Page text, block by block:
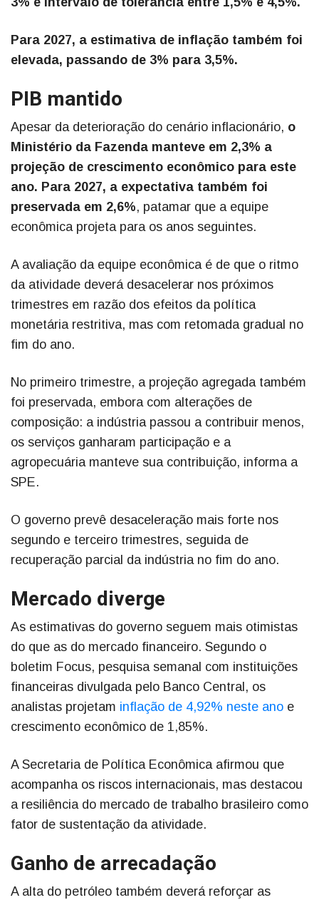
Para 2027, a estimativa de inflação também foi
elevada, passando de 3% para 3,5%.
PIB mantido
Apesar da deterioração do cenário inflacionário, o
Ministério da Fazenda manteve em 2,3% a
projeção de crescimento econômico para este
ano. Para 2027, a expectativa também foi
preservada em 2,6%, patamar que a equipe
econômica projeta para os anos seguintes.
A avaliação da equipe econômica é de que o ritmo
da atividade deverá desacelerar nos próximos
trimestres em razão dos efeitos da política
monetária restritiva, mas com retomada gradual no
fim do ano.
No primeiro trimestre, a projeção agregada também
foi preservada, embora com alterações de
composição: a indústria passou a contribuir menos,
os serviços ganharam participação e a
agropecuária manteve sua contribuição, informa a
SPE.
O governo prevê desaceleração mais forte nos
segundo e terceiro trimestres, seguida de
recuperação parcial da indústria no fim do ano.
Mercado diverge
As estimativas do governo seguem mais otimistas
do que as do mercado financeiro. Segundo o
boletim Focus, pesquisa semanal com instituições
financeiras divulgada pelo Banco Central, os
analistas projetam inflação de 4,92% neste ano e
crescimento econômico de 1,85%.
A Secretaria de Política Econômica afirmou que
acompanha os riscos internacionais, mas destacou
a resiliência do mercado de trabalho brasileiro como
fator de sustentação da atividade.
Ganho de arrecadação
A alta do petróleo também deverá reforçar as